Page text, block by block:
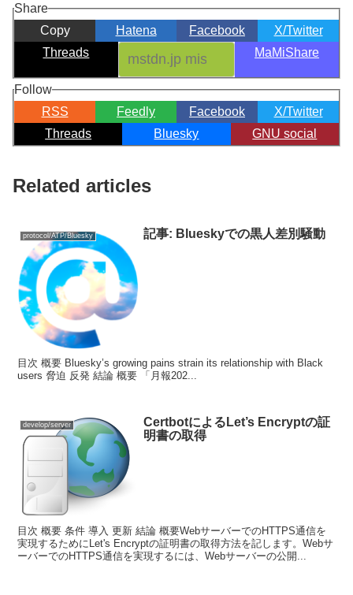
Share
Copy
Hatena Facebook
X/Twitter
Threads
MaMiShare
Follow
RSS
Feedly Facebook
X/Twitter
Threads
Bluesky GNU social
Related articles
protocol/ATP/Bluesky 記事: Blueskyでの黒人差別騒動
目次 概要 Bluesky’s growing pains strain its relationship with Black
users 脅迫 反発 結論 概要 「月報202...
develop/server
CertbotによるLet’s Encryptの証
明書の取得
目次 概要 条件 導入 更新 結論 概要WebサーバーでのHTTPS通信を
実現するためにLet's Encryptの証明書の取得方法を記します。Webサ
ーバーでのHTTPS通信を実現するには、Webサーバーの公開...